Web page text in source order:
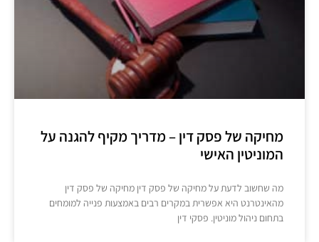
מחיקה של פסק דין – מדריך מקיף להגנה על
המוניטין האישי
מה שחשוב לדעת על מחיקה של פסק דין מחיקה של פסק דין
מהאינטרנט היא אפשרית במקרים רבים באמצעות פנייה למומחים
בתחום ניהול מוניטין. פסקי דין